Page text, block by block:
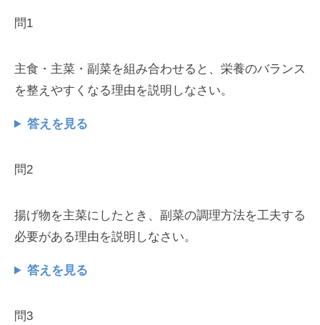
問1
主食・主菜・副菜を組み合わせると、栄養のバランス
を整えやすくなる理由を説明しなさい。
答えを見る
問2
揚げ物を主菜にしたとき、副菜の調理方法を工夫する
必要がある理由を説明しなさい。
答えを見る
問3